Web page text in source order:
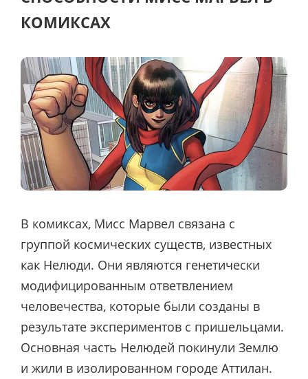
КОМИКСАХ
В комиксах, Мисс Марвел связана с
группой космических существ, известных
как Нелюди. Они являются генетически
модифицированным ответвлением
человечества, которые были созданы в
результате экспериментов с пришельцами.
Основная часть Нелюдей покинули Землю
и жили в изолированном городе Аттилан.